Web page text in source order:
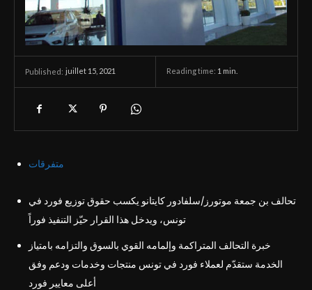
Published: juillet 15, 2021 Reading time: 1 min.
متفرقات
تحالف بن جمعة موتورز/سلفادور كايتانو يكسب حقوق توزيع فورد في
تونس، ويدخل هذا القرار حيّز التنفيذ فوراً
خبرة التحالف المتراكمة وإلمامه القوي بالسوق والتزامه بامتياز
الخدمة ستقدّم لعملاء فورد في تونس منتجات وخدمات ودعم وفق
أعلى معايير فورد